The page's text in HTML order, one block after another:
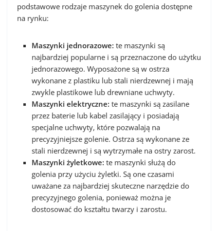
podstawowe rodzaje maszynek do golenia dostępne
na rynku:
Maszynki jednorazowe: te maszynki są
najbardziej popularne i są przeznaczone do użytku
jednorazowego. Wyposażone są w ostrza
wykonane z plastiku lub stali nierdzewnej i mają
zwykle plastikowe lub drewniane uchwyty.
Maszynki elektryczne: te maszynki są zasilane
przez baterie lub kabel zasilający i posiadają
specjalne uchwyty, które pozwalają na
precyzyjniejsze golenie. Ostrza są wykonane ze
stali nierdzewnej i są wytrzymałe na ostry zarost.
Maszynki żyletkowe: te maszynki służą do
golenia przy użyciu żyletki. Są one czasami
uważane za najbardziej skuteczne narzędzie do
precyzyjnego golenia, ponieważ można je
dostosować do kształtu twarzy i zarostu.